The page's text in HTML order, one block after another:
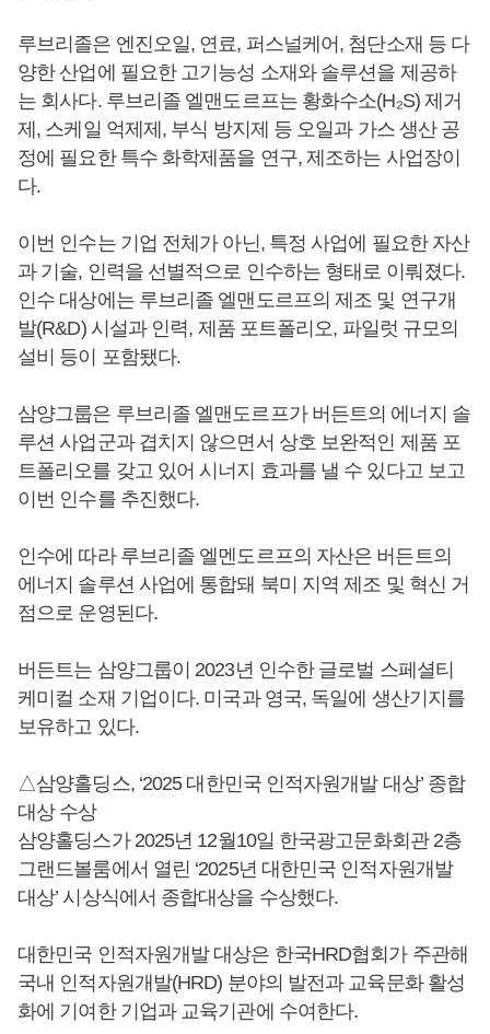
루브리졸은 엔진오일, 연료, 퍼스널케어, 첨단소재 등 다
양한 산업에 필요한 고기능성 소재와 솔루션을 제공하
는 회사다. 루브리졸 엘맨도르프는 황화수소(H₂S) 제거
제, 스케일 억제제, 부식 방지제 등 오일과 가스 생산 공
정에 필요한 특수 화학제품을 연구, 제조하는 사업장이
다.
이번 인수는 기업 전체가 아닌, 특정 사업에 필요한 자산
과 기술, 인력을 선별적으로 인수하는 형태로 이뤄졌다.
인수 대상에는 루브리졸 엘맨도르프의 제조 및 연구개
발(R&D) 시설과 인력, 제품 포트폴리오, 파일럿 규모의
설비 등이 포함됐다.
삼양그룹은 루브리졸 엘맨도르프가 버든트의 에너지 솔
루션 사업군과 겹치지 않으면서 상호 보완적인 제품 포
트폴리오를 갖고 있어 시너지 효과를 낼 수 있다고 보고
이번 인수를 추진했다.
인수에 따라 루브리졸 엘멘도르프의 자산은 버든트의
에너지 솔루션 사업에 통합돼 북미 지역 제조 및 혁신 거
점으로 운영된다.
버든트는 삼양그룹이 2023년 인수한 글로벌 스페셜티
케미컬 소재 기업이다. 미국과 영국, 독일에 생산기지를
보유하고 있다.
△삼양홀딩스, ‘2025 대한민국 인적자원개발 대상’ 종합
대상 수상
삼양홀딩스가 2025년 12월10일 한국광고문화회관 2층
그랜드볼룸에서 열린 ‘2025년 대한민국 인적자원개발
대상’ 시상식에서 종합대상을 수상했다.
대한민국 인적자원개발 대상은 한국HRD협회가 주관해
국내 인적자원개발(HRD) 분야의 발전과 교육문화 활성
화에 기여한 기업과 교육기관에 수여한다.